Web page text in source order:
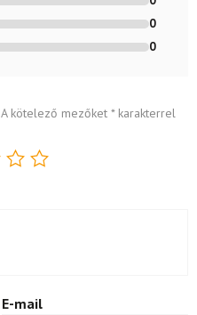
0
0
A kötelező mezőket *karakterrel
E-mail